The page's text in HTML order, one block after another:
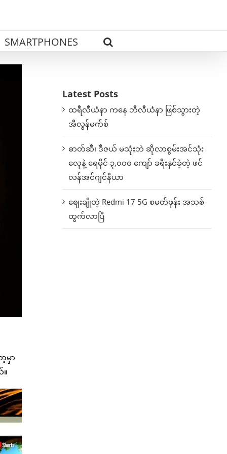
SMARTPHONES
မှာ
Latest Posts
ထရီလီယံနာ ကနေ ဘီလီယံနာ ဖြစ်သွားတဲ့
အီလွန်မက်စ်
ဓာတ်ဆီ၊ ဒီဇယ် မသုံးဘဲ ဆိုလာစွမ်းအင်သုံး
လှေနဲ့ ရေမိုင် ၃,၀၀၀ ကျော် ခရီးနှင်ခဲ့တဲ့ ဖင်
လန်အင်ဂျင်နီယာ
ဈေးချိုတဲ့ Redmi 17 5G စမတ်ဖုန်း အသစ်
ထွက်လာပြီ